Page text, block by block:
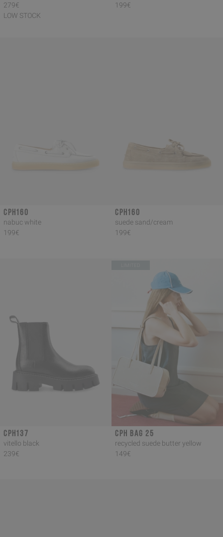
279€
LOW STOCK
199€
CPH160
nabuc white
199€
CPH160
suede sand/cream
199€
CPH137
vitello black
239€
CPH BAG 25
recycled suede butter yellow
149€